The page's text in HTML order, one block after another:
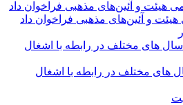
و آئین‌های مذهبی فراخوان داد
های مختلف در رابطه با اشغال